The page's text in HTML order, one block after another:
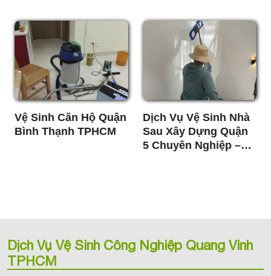
Vệ Sinh Căn Hộ Quận
Bình Thạnh TPHCM
Dịch Vụ Vệ Sinh Nhà
Sau Xây Dựng Quận
5 Chuyên Nghiệp –
Dịch Vụ Vệ Sinh Công Nghiệp Quang Vinh
TPHCM